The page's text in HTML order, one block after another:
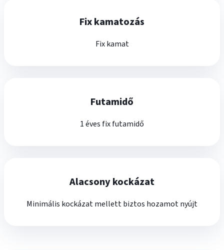
Fix kamatozás
Fix kamat
Futamidő
1 éves fix futamidő
Alacsony kockázat
Minimális kockázat mellett biztos hozamot nyújt